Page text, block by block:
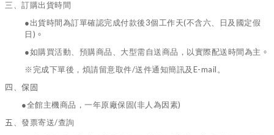
三、 訂購出貨時間
● 出貨時間為訂單確認完成付款後 3個工作天(不含六、日及國定假
日 ) 。
●如購買活動、預購商品、大型需自送商品，以實際配送時間為主 。
※完成下單後，煩請留意取件/送件通知簡訊及 E-mail 。
四 、 保固
●全館主機商品，一年原廠保固(非人為因素)
五 、發票寄送/查詢